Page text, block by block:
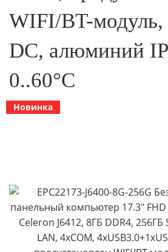
WIFI/BT-
DC, алюминий
0..60°С
Новинка